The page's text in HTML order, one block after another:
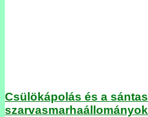
Csülökápolás és a